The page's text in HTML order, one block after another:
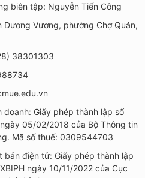
biên tập: Nguyễn Tiến Công
Dương Vương, phường Chợ Quán,
38301303
doanh: Giấy phép thành lập số
05/02/2018 của Bộ Thông tin
Mã số thuế: 0309544703
bản điện tử: Giấy phép thành lập
ngày 10/11/2022 của Cục